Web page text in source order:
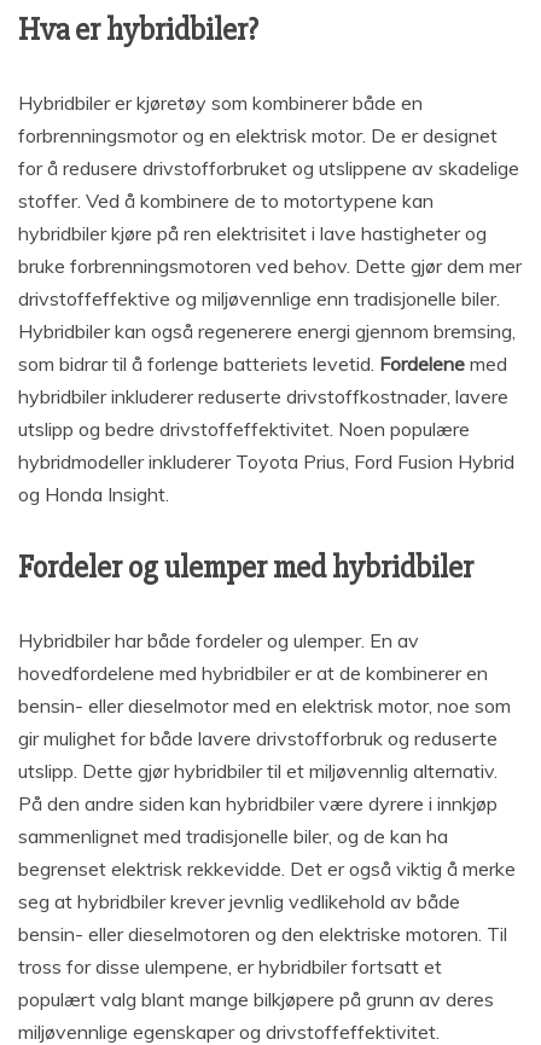
Hva er hybridbiler?
Hybridbiler er kjøretøy som kombinerer både en
forbrenningsmotor og en elektrisk motor. De er designet
for å redusere drivstofforbruket og utslippene av skadelige
stoffer. Ved å kombinere de to motortypene kan
hybridbiler kjøre på ren elektrisitet i lave hastigheter og
bruke forbrenningsmotoren ved behov. Dette gjør dem mer
drivstoffeffektive og miljøvennlige enn tradisjonelle biler.
Hybridbiler kan også regenerere energi gjennom bremsing,
som bidrar til å forlenge batteriets levetid. Fordelene med
hybridbiler inkluderer reduserte drivstoffkostnader, lavere
utslipp og bedre drivstoffeffektivitet. Noen populære
hybridmodeller inkluderer Toyota Prius, Ford Fusion Hybrid
og Honda Insight.
Fordeler og ulemper med hybridbiler
Hybridbiler har både fordeler og ulemper. En av
hovedfordelene med hybridbiler er at de kombinerer en
bensin- eller dieselmotor med en elektrisk motor, noe som
gir mulighet for både lavere drivstofforbruk og reduserte
utslipp. Dette gjør hybridbiler til et miljøvennlig alternativ.
På den andre siden kan hybridbiler være dyrere i innkjøp
sammenlignet med tradisjonelle biler, og de kan ha
begrenset elektrisk rekkevidde. Det er også viktig å merke
seg at hybridbiler krever jevnlig vedlikehold av både
bensin- eller dieselmotoren og den elektriske motoren. Til
tross for disse ulempene, er hybridbiler fortsatt et
populært valg blant mange bilkjøpere på grunn av deres
miljøvennlige egenskaper og drivstoffeffektivitet.